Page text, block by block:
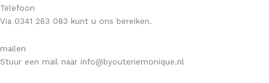
Telefoon
Via 0341 263 083 kunt u ons bereiken.
mailen
Stuur een mail naar info@byouteriemonique.nl